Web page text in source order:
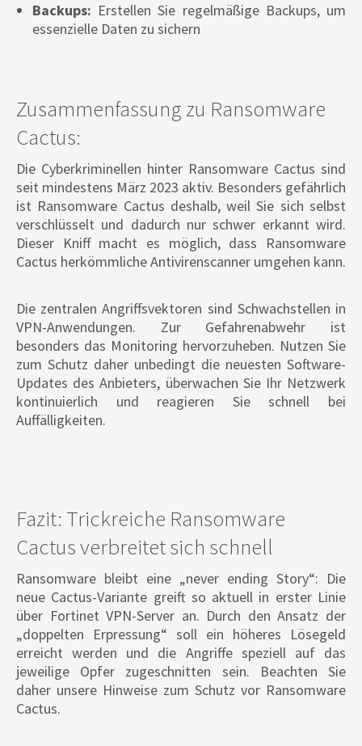
Backups: Erstellen Sie regelmäßige Backups, um
essenzielle Daten zu sichern
Zusammenfassung zu Ransomware
Cactus:
Die Cyberkriminellen hinter Ransomware Cactus sind
seit mindestens März 2023 aktiv. Besonders gefährlich
ist Ransomware Cactus deshalb, weil Sie sich selbst
verschlüsselt und dadurch nur schwer erkannt wird.
Dieser Kniff macht es möglich, dass Ransomware
Cactus herkömmliche Antivirenscanner umgehen kann.
Die zentralen Angriffsvektoren sind Schwachstellen in
VPN-Anwendungen. Zur Gefahrenabwehr ist
besonders das Monitoring hervorzuheben. Nutzen Sie
zum Schutz daher unbedingt die neuesten Software-
Updates des Anbieters, überwachen Sie Ihr Netzwerk
kontinuierlich und reagieren Sie schnell bei
Auffälligkeiten.
Fazit: Trickreiche Ransomware
Cactus verbreitet sich schnell
Ransomware bleibt eine „never ending Story“: Die
neue Cactus-Variante greift so aktuell in erster Linie
über Fortinet VPN-Server an. Durch den Ansatz der
„doppelten Erpressung“ soll ein höheres Lösegeld
erreicht werden und die Angriffe speziell auf das
jeweilige Opfer zugeschnitten sein. Beachten Sie
daher unsere Hinweise zum Schutz vor Ransomware
Cactus.